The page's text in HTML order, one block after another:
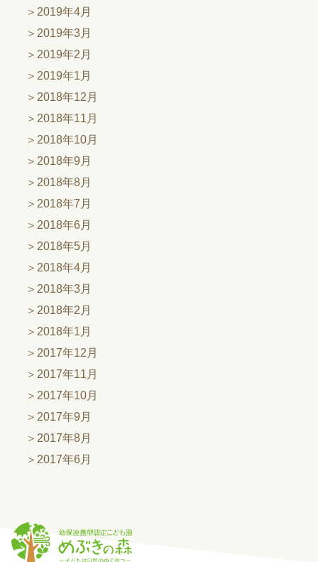
2019年4月
2019年3月
2019年2月
2019年1月
2018年12月
2018年11月
2018年10月
2018年9月
2018年8月
2018年7月
2018年6月
2018年5月
2018年4月
2018年3月
2018年2月
2018年1月
2017年12月
2017年11月
2017年10月
2017年9月
2017年8月
2017年6月